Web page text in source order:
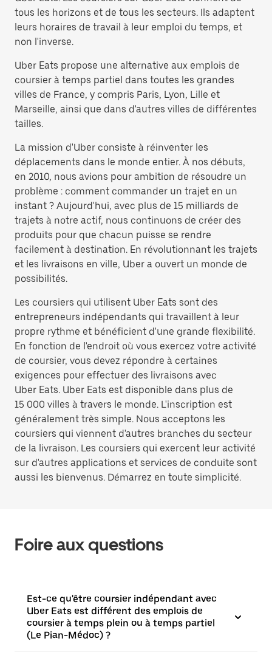
tous les horizons et de tous les secteurs. Ils adaptent
leurs horaires de travail à leur emploi du temps, et
non l'inverse.
Uber Eats propose une alternative aux emplois de
coursier à temps partiel dans toutes les grandes
villes de France, y compris Paris, Lyon, Lille et
Marseille, ainsi que dans d'autres villes de différentes
tailles.
La mission d'Uber consiste à réinventer les
déplacements dans le monde entier. À nos débuts,
en 2010, nous avions pour ambition de résoudre un
problème : comment commander un trajet en un
instant ? Aujourd'hui, avec plus de 15 milliards de
trajets à notre actif, nous continuons de créer des
produits pour que chacun puisse se rendre
facilement à destination. En révolutionnant les trajets
et les livraisons en ville, Uber a ouvert un monde de
possibilités.
Les coursiers qui utilisent Uber Eats sont des
entrepreneurs indépendants qui travaillent à leur
propre rythme et bénéficient d'une grande flexibilité.
En fonction de l'endroit où vous exercez votre activité
de coursier, vous devez répondre à certaines
exigences pour effectuer des livraisons avec
Uber Eats. Uber Eats est disponible dans plus de
15 000 villes à travers le monde. L'inscription est
généralement très simple. Nous acceptons les
coursiers qui viennent d'autres branches du secteur
de la livraison. Les coursiers qui exercent leur activité
sur d'autres applications et services de conduite sont
aussi les bienvenus. Démarrez en toute simplicité.
Foire aux questions
Est-ce qu'être coursier indépendant avec
Uber Eats est différent des emplois de
coursier à temps plein ou à temps partiel
(Le Pian-Médoc) ?